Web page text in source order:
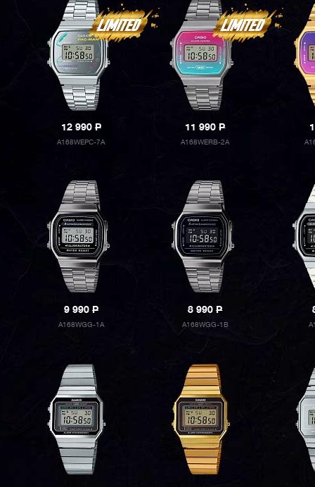
12 990P
A168WEPC-7A
11 990P
A168WERB-2A
9 990P
A168WGG-1A
8 990P
A168WGG-1B